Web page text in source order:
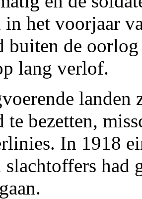
in het voorjaar
buiten de
lang verlof.
landen
te bezetten,
In 1918
had